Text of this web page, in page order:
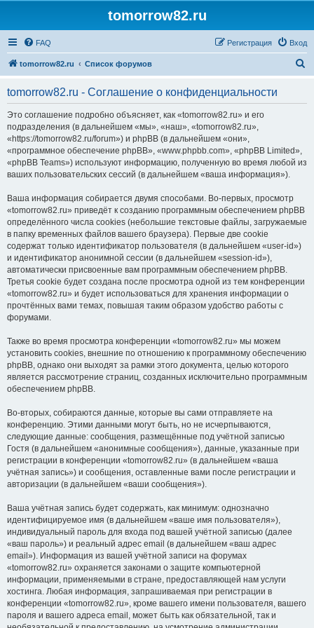
tomorrow82.ru
FAQ Вход
Регистрация
tomorrow82.ru Список форумов
tomorrow82.ru - Соглашение о конфиденциальности
Это соглашение подробно объясняет, как «tomorrow82.ru» и его
подразделения (в дальнейшем «мы», «наш», «tomorrow82.ru»,
«https://tomorrow82.ru/forum») и phpBB (в дальнейшем «они»,
«программное обеспечение phpBB», «www.phpbb.com», «phpBB Limited»,
«phpBB Teams») используют информацию, полученную во время любой из
ваших пользовательских сессий (в дальнейшем «ваша информация»).
Ваша информация собирается двумя способами. Во-первых, просмотр
«tomorrow82.ru» приведёт к созданию программным обеспечением phpBB
определённого числа cookies (небольшие текстовые файлы, загружаемые
в папку временных файлов вашего браузера). Первые две cookie
содержат только идентификатор пользователя (в дальнейшем «user-id»)
и идентификатор анонимной сессии (в дальнейшем «session-id»),
автоматически присвоенные вам программным обеспечением phpBB.
Третья cookie будет создана после просмотра одной из тем конференции
«tomorrow82.ru» и будет использоваться для хранения информации о
прочтённых вами темах, повышая таким образом удобство работы с
форумами.
Также во время просмотра конференции «tomorrow82.ru» мы можем
установить cookies, внешние по отношению к программному обеспечению
phpBB, однако они выходят за рамки этого документа, целью которого
является рассмотрение страниц, созданных исключительно программным
обеспечением phpBB.
Во-вторых, собираются данные, которые вы сами отправляете на
конференцию. Этими данными могут быть, но не исчерпываются,
следующие данные: сообщения, размещённые под учётной записью
Гостя (в дальнейшем «анонимные сообщения»), данные, указанные при
регистрации в конференции «tomorrow82.ru» (в дальнейшем «ваша
учётная запись») и сообщения, оставленные вами после регистрации и
авторизации (в дальнейшем «ваши сообщения»).
Ваша учётная запись будет содержать, как минимум: однозначно
идентифицируемое имя (в дальнейшем «ваше имя пользователя»),
индивидуальный пароль для входа под вашей учётной записью (далее
«ваш пароль») и реальный адрес email (в дальнейшем «ваш адрес
email»). Информация из вашей учётной записи на форумах
«tomorrow82.ru» охраняется законами о защите компьютерной
информации, применяемыми в стране, предоставляющей нам услуги
хостинга. Любая информация, запрашиваемая при регистрации в
конференции «tomorrow82.ru», кроме вашего имени пользователя, вашего
пароля и вашего адреса email, может быть как обязательной, так и